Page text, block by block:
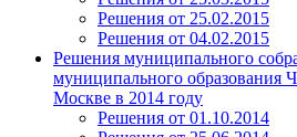
Решения от 25.02.2015
Решения от 04.02.2015
Решения муниципального
муниципального образования
Москве в 2014 году
Решения от 01.10.2014